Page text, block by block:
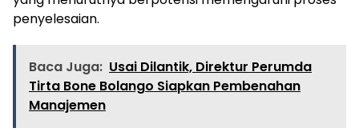
penyelesaian.
Baca Juga: Usai Dilantik, Direktur Perumda
Tirta Bone Bolango Siapkan Pembenahan
Manajemen